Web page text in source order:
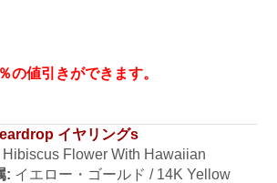
の値引きができます。
イヤリングs
Hibiscus Flower With Hawaiian
: イエロー・ゴールド / 14K Yellow